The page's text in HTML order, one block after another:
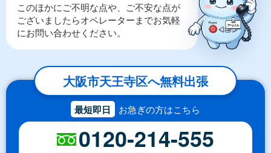
このほかにご不明な点や、ご不安な点が
ございましたらオペレーターまでお気軽
にお問い合わせください。
大阪市天王寺区へ無料出張
最短即日 お急ぎの方はこちら
0120-214-555